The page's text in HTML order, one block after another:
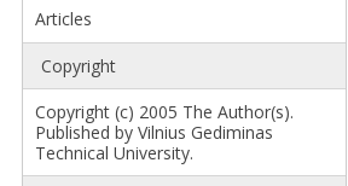
Articles
Copyright
Copyright (c) 2005 The Author(s).
Published by Vilnius Gediminas
Technical University.